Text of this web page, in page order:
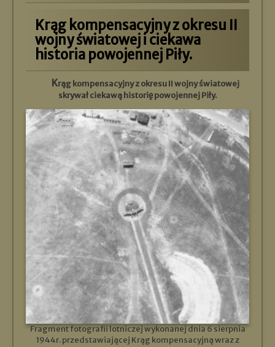
Krąg kompensacyjny z okresu II
wojny światowej i ciekawa
historia powojennej Piły.
Krąg kompensacyjny z okresu II wojny światowej
skrywał ciekawą historię powojennej Piły.
Fragment fotografii lotniczej wykonanej dnia 6 sierpnia
1944r. przedstawiającej Krąg kompensacyjną wraz z